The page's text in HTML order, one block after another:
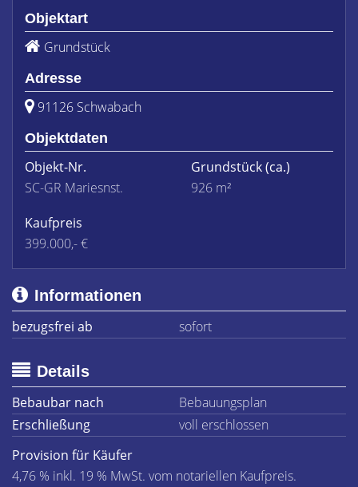
Objektart
Grundstück
Adresse
91126 Schwabach
Objektdaten
Objekt-Nr.
SC-GR Mariesnst.
Grundstück(ca.)
926 m²
Kaufpreis
399.000,- €
Informationen
bezugsfrei ab
sofort
Details
Bebaubar nach
Bebauungsplan
Erschließung
voll erschlossen
Provision für Käufer
4,76 % inkl. 19 % MwSt. vom notariellen Kaufpreis.